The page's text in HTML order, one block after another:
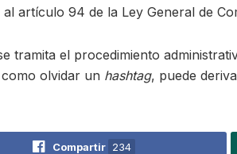
artículo 94 de la Ley General de
tramita el procedimiento
olvidar un hashtag, puede
Compartir 234